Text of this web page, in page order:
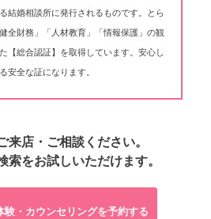
結婚相談所に発行されるものです。とら
全財務」「人材教育」「情報保護」の観
【総合認証】を取得しています。安心し
安全な証になります。
来店・ご相談ください。
索をお試しいただけます。
験・カウンセリングを予約する